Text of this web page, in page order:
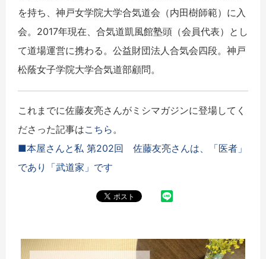
を持ち、神戸女学院大学合気道会（内田樹師範）に入
会。2017年現在、合気道凱風館塾頭（会員代表）とし
て道場運営に携わる。公益財団法人合気会四段。神戸
松蔭女子学院大学合気道部顧問。
これまでに佐藤友亮さんがミシマガジンに登場してく
ださった記事はこちら 。
■本屋さんと私 第202回
佐藤友亮さんは、「医者」
であり「武道家」です